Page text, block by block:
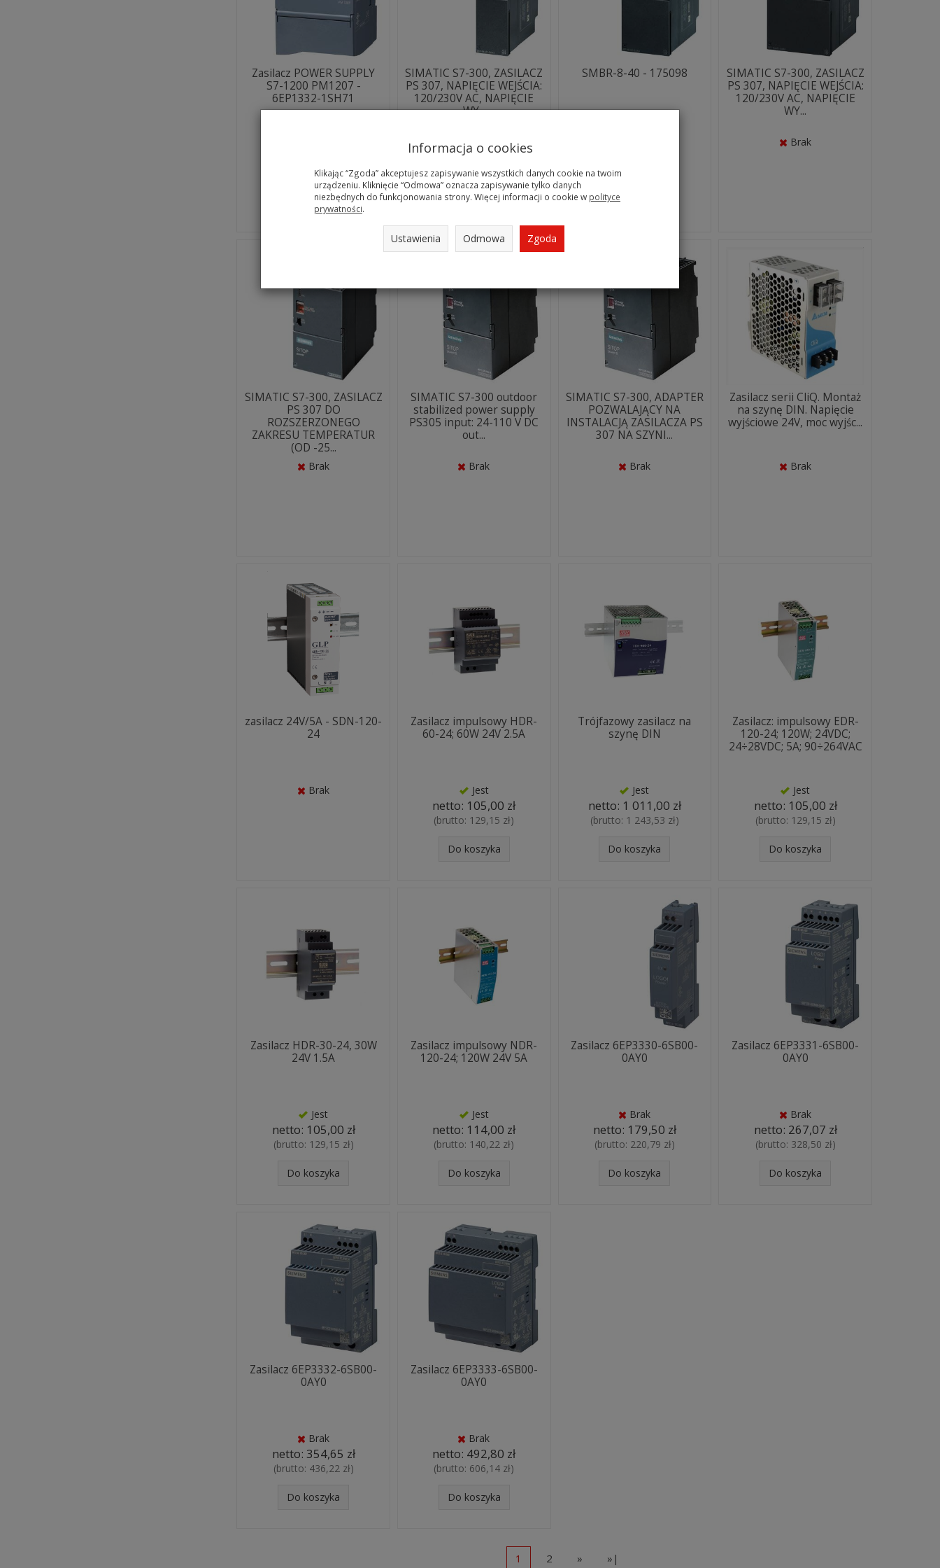
Zasilacz POWER SUPPLY
S7-1200 PM1207 -
6EP1332-1SH71
SIMATIC S7-300, ZASILACZ
PS 307, NAPIĘCIE WEJŚCIA:
120/230V AC, NAPIĘCIE
WY...
SMBR-8-40 - 175098
SIMATIC S7-300, ZASILACZ
PS 307, NAPIĘCIE WEJŚCIA:
120/230V AC, NAPIĘCIE
WY...
Brak
SIMATIC S7-300, ZASILACZ
PS 307 DO
ROZSZERZONEGO
ZAKRESU TEMPERATUR
(OD -25...
Brak
SIMATIC S7-300 outdoor
stabilized power supply
PS305 input: 24-110 V DC
out...
Brak
SIMATIC S7-300, ADAPTER
POZWALAJĄCY NA
INSTALACJĄ ZASILACZA PS
307 NA SZYNI...
Brak
Zasilacz serii CliQ. Montaż
na szynę DIN. Napięcie
wyjściowe 24V, moc wyjśc...
Brak
zasilacz 24V/5A - SDN-120-
24
Brak
Zasilacz impulsowy HDR-
60-24; 60W 24V 2.5A
Jest
netto: 105,00 zł
(brutto: 129,15 zł)
Do koszyka
Trójfazowy zasilacz na
szynę DIN
Jest
netto: 1 011,00 zł
(brutto: 1 243,53 zł)
Do koszyka
Zasilacz: impulsowy EDR-
120-24; 120W; 24VDC;
24÷28VDC; 5A; 90÷264VAC
Jest
netto: 105,00 zł
(brutto: 129,15 zł)
Do koszyka
Zasilacz HDR-30-24, 30W
24V 1.5A
Jest
netto: 105,00 zł
(brutto: 129,15 zł)
Do koszyka
Zasilacz impulsowy NDR-
120-24; 120W 24V 5A
Jest
netto: 114,00 zł
(brutto: 140,22 zł)
Do koszyka
Zasilacz 6EP3330-6SB00-
0AY0
Brak
netto: 179,50 zł
(brutto: 220,79 zł)
Do koszyka
Zasilacz 6EP3331-6SB00-
0AY0
Brak
netto: 267,07 zł
(brutto: 328,50 zł)
Do koszyka
Zasilacz 6EP3332-6SB00-
0AY0
Brak
netto: 354,65 zł
(brutto: 436,22 zł)
Do koszyka
Zasilacz 6EP3333-6SB00-
0AY0
Brak
netto: 492,80 zł
(brutto: 606,14 zł)
Do koszyka
1 2 » »|
Informacja o cookies
Klikając “Zgoda” akceptujesz zapisywanie wszystkich danych cookie na twoim
urządzeniu. Kliknięcie “Odmowa” oznacza zapisywanie tylko danych
niezbędnych do funkcjonowania strony. Więcej informacji o cookie w polityce
prywatności.
Ustawienia Odmowa Zgoda